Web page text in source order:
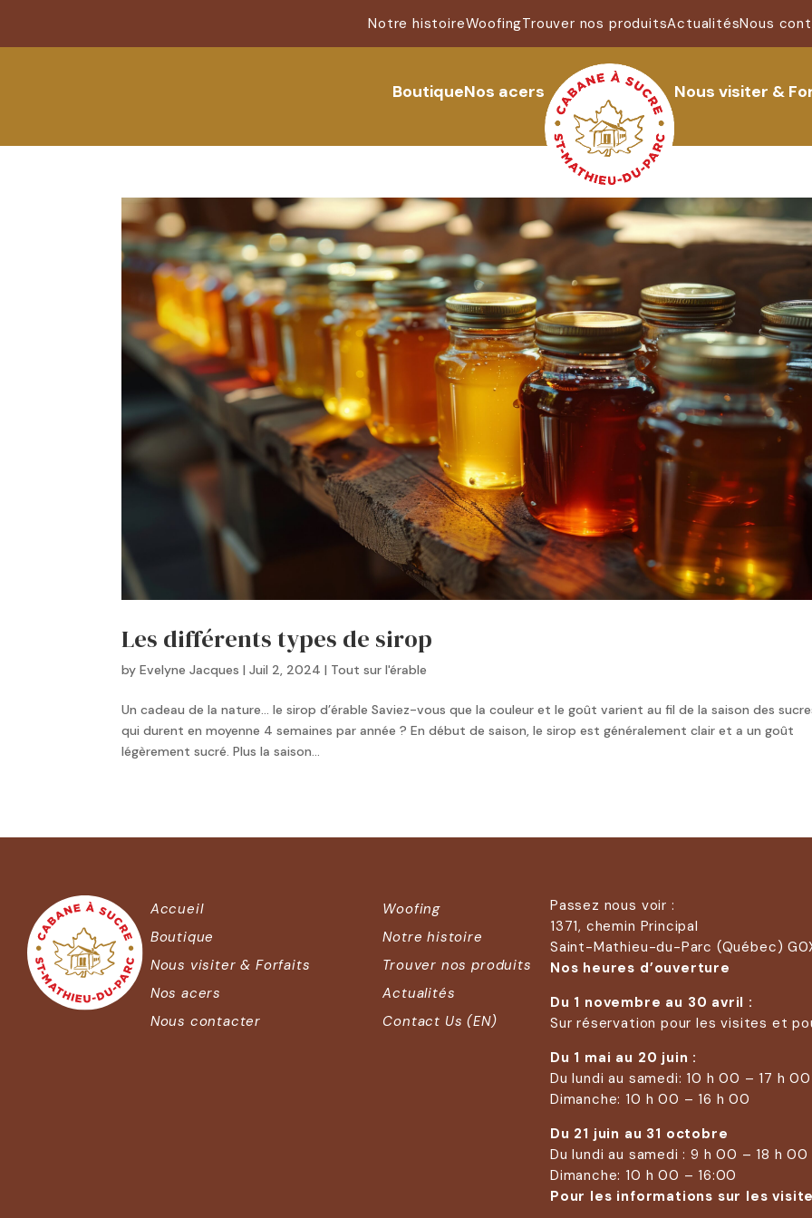
Notre histoireWoofingTrouver nos produitsActualitésNous
BoutiqueNos acers Nous visiter &
Les différents types de sirop
byEvelyne Jacques |Juil 2, 2024 | Tout sur l'érable
Un cadeau de la nature… le sirop d’érable Saviez-vous que la couleur et le goût varient au fil de la saison des
qui durent en moyenne 4 semaines par année ? En début de saison, le sirop est généralement clair et a un goût
légèrement sucré. Plus la saison...
Accueil
Boutique
Nous visiter & Forfaits
Nos acers
Nous contacter
Woofing
Notre histoire
Trouver nos produits
Actualités
Contact Us (EN)
Passez nous voir :
1371, chemin Principal
Saint-Mathieu-du-Parc (Québec)
Nos heures d’ouverture
Du 1 novembre au 30 avril :
Sur réservation pour les visites et
Du 1 mai au 20 juin :
Du lundi au samedi: 10 h 00 – 17 h 00
Dimanche: 10 h 00 – 16 h 00
Du 21 juin au 31 octobre
Du lundi au samedi : 9 h 00 – 18 h 00
Dimanche: 10 h 00 – 16:00
Pour les informations sur les